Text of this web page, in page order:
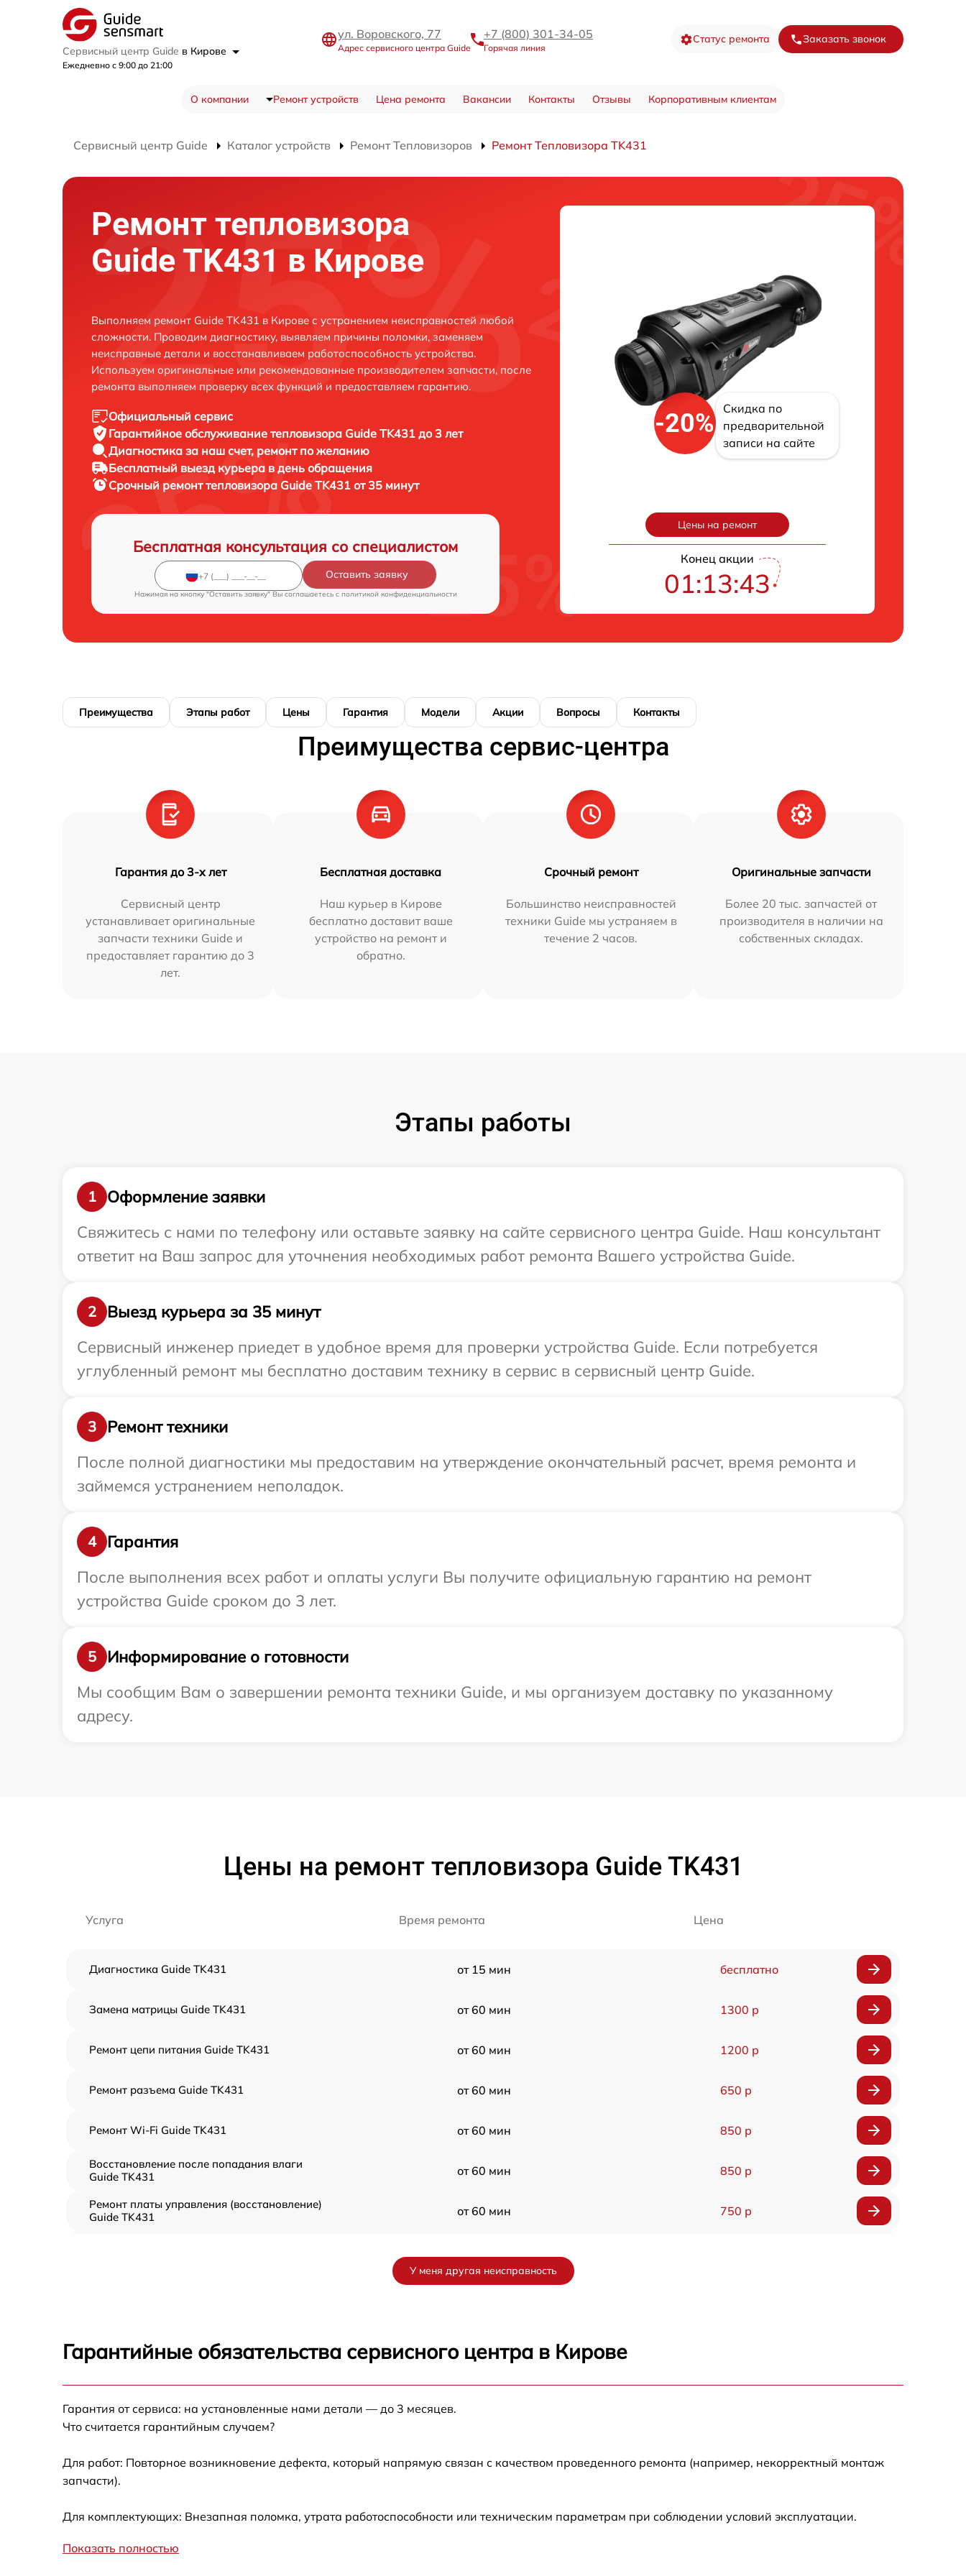
Сервисный центр Guide в Кирове
Ежедневно с 9:00 до 21:00
ул. Воровского, 77
Адрес сервисного центра Guide
+7 (800) 301-34-05
Горячая линия
Статус ремонта Заказать звонок
О компании Ремонт устройств Цена ремонта Вакансии Контакты Отзывы Корпоративным клиентам
Сервисный центр Guide Каталог устройств Ремонт Тепловизоров Ремонт Тепловизора TK431
Ремонт тепловизора
Guide TK431 в Кирове
Выполняем ремонт Guide TK431 в Кирове с устранением неисправностей любой
сложности. Проводим диагностику, выявляем причины поломки, заменяем
неисправные детали и восстанавливаем работоспособность устройства.
Используем оригинальные или рекомендованные производителем запчасти, после
ремонта выполняем проверку всех функций и предоставляем гарантию.
Официальный сервис
Гарантийное обслуживание тепловизора Guide TK431 до 3 лет
Диагностика за наш счет, ремонт по желанию
Бесплатный выезд курьера в день обращения
Срочный ремонттепловизора Guide TK431 от 35 минут
Бесплатная консультация со специалистом
Оставить заявку
Нажимая на кнопку "Оставить заявку" Вы соглашаетесь c политикой конфиденциальности
-20%
Скидка по
предварительной
записи на сайте
Цены на ремонт
Конец акции
01:13:42
Преимущества Этапы работ Цены Гарантия Модели Акции Вопросы Контакты
Преимущества сервис-центра
Гарантия до 3-х лет
Сервисный центр
устанавливает оригинальные
запчасти техники Guide и
предоставляет гарантию до 3
лет.
Бесплатная доставка
Наш курьер в Кирове
бесплатно доставит ваше
устройство на ремонт и
обратно.
Срочный ремонт
Большинство неисправностей
техники Guide мы устраняем в
течение 2 часов.
Оригинальные запчасти
Более 20 тыс. запчастей от
производителя в наличии на
собственных складах.
Этапы работы
1
Оформление заявки
Свяжитесь с нами по телефону или оставьте заявку на сайте сервисного центра Guide. Наш консультант
ответит на Ваш запрос для уточнения необходимых работ ремонта Вашего устройства Guide.
2
Выезд курьера за 35 минут
Сервисный инженер приедет в удобное время для проверки устройства Guide. Если потребуется
углубленный ремонт мы бесплатно доставим технику в сервис в сервисный центр Guide.
3
Ремонт техники
После полной диагностики мы предоставим на утверждение окончательный расчет, время ремонта и
займемся устранением неполадок.
4
Гарантия
После выполнения всех работ и оплаты услуги Вы получите официальную гарантию на ремонт
устройства Guide сроком до 3 лет.
5
Информирование о готовности
Мы сообщим Вам о завершении ремонта техники Guide, и мы организуем доставку по указанному
адресу.
Цены на ремонт тепловизора Guide TK431
Услуга Время ремонта Цена
Диагностика Guide TK431 от 15 мин бесплатно
Замена матрицы Guide TK431 от 60 мин 1300 р
Ремонт цепи питания Guide TK431 от 60 мин 1200 р
Ремонт разъема Guide TK431 от 60 мин 650 р
Ремонт Wi-Fi Guide TK431 от 60 мин 850 р
Восстановление после попадания влаги
Guide TK431
от 60 мин 850 р
Ремонт платы управления (восстановление)
Guide TK431
от 60 мин 750 р
Замена процессора Guide TK431
У меня другая неисправность
Гарантийные обязательства сервисного центра в Кирове
Гарантия от сервиса: на установленные нами детали — до 3 месяцев.
Что считается гарантийным случаем?
Для работ: Повторное возникновение дефекта, который напрямую связан с качеством проведенного ремонта (например, некорректный монтаж
запчасти).
Для комплектующих: Внезапная поломка, утрата работоспособности или техническим параметрам при соблюдении условий эксплуатации.
Показать полностью